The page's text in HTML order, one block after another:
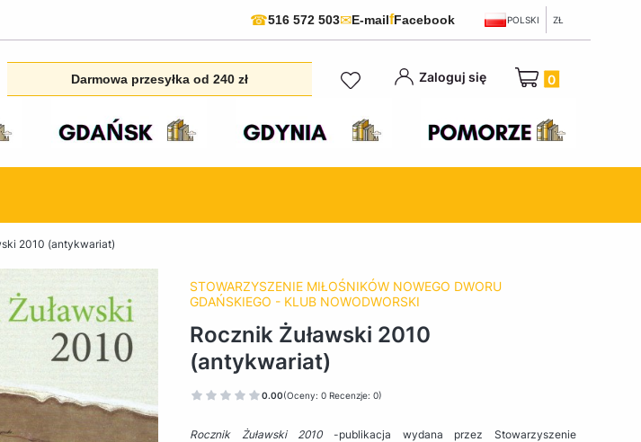
☎516 572 503✉E-mailfFacebook POLSKI ZŁ
Darmowa przesyłka od 240 zł Zaloguj się Produkty w
2010 (antykwariat)
STOWARZYSZENIE MIŁOŚNIKÓW NOWEGO DWORU
GDAŃSKIEGO - KLUB NOWODWORSKI
Rocznik Żuławski 2010
(antykwariat)
0.00(Oceny: 0 Recenzje: 0)
Rocznik Żuławski 2010-publikacja wydana przez Stowarzyszenie